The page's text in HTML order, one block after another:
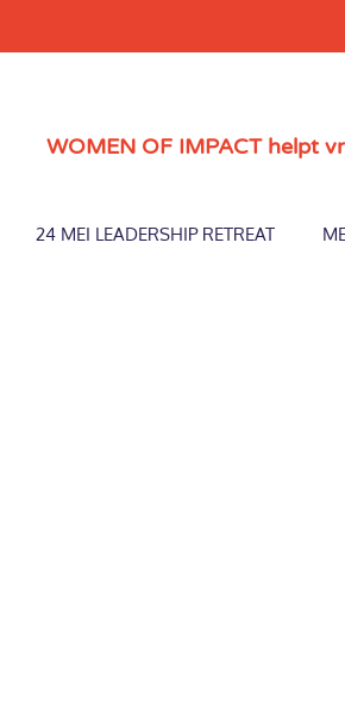
WOMEN OF IMPACT helpt
24 MEI LEADERSHIP RETREAT